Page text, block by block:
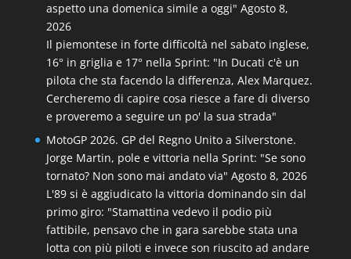
aspetto una domenica simile a oggi" Agosto 8,
2026
Il piemontese in forte difficoltà nel sabato inglese,
16° in griglia e 17° nella Sprint: "In Ducati c'è un
pilota che sta facendo la differenza, Alex Marquez.
Cercheremo di capire cosa riesce a fare di diverso
e proveremo a seguire un po' la sua strada"
MotoGP 2026. GP del Regno Unito a Silverstone.
Jorge Martin, pole e vittoria nella Sprint: "Se sono
tornato? Non sono mai andato via" Agosto 8, 2026
L'89 si è aggiudicato la vittoria dominando sin dal
primo giro: "Stamattina vedevo il podio più
fattibile, pensavo che in gara sarebbe stata una
lotta con più piloti e invece son riuscito ad andare